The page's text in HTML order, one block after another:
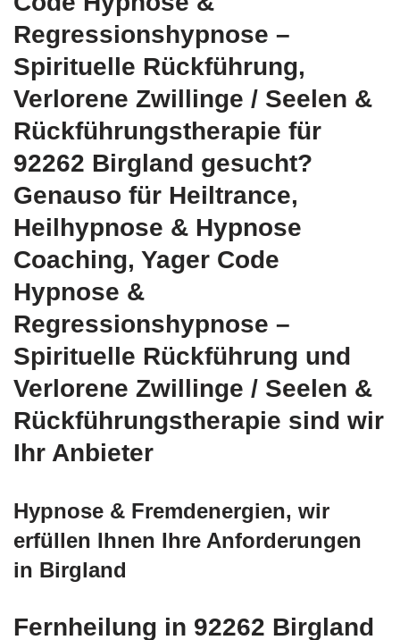
Regressionshypnose –
Spirituelle Rückführung,
Verlorene Zwillinge / Seelen &
Rückführungstherapie für
92262 Birgland gesucht?
Genauso für Heiltrance,
Heilhypnose & Hypnose
Coaching, Yager Code
Hypnose &
Regressionshypnose –
Spirituelle Rückführung und
Verlorene Zwillinge / Seelen &
Rückführungstherapie sind wir
Ihr Anbieter
Hypnose & Fremdenergien, wir
erfüllen Ihnen Ihre Anforderungen
in Birgland
Fernheilung in 92262 Birgland